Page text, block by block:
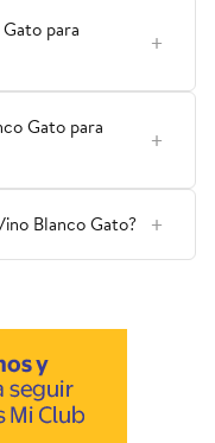
para
Gato para
Blanco Gato?